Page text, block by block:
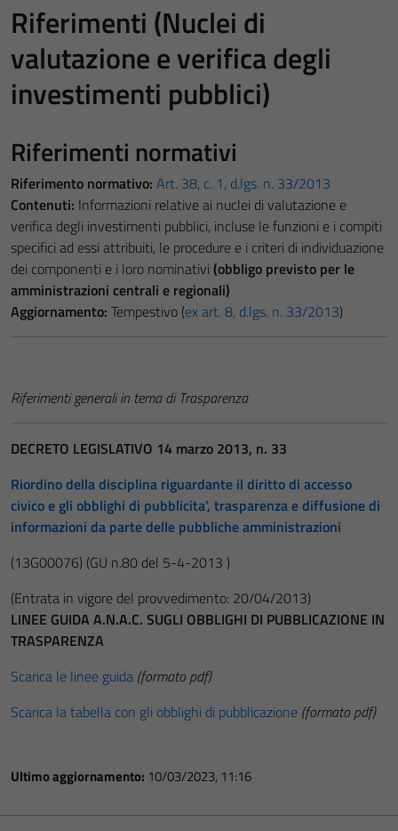
Riferimenti (Nuclei di
valutazione e verifica degli
investimenti pubblici)
Riferimenti normativi
Riferimento normativo: Art. 38, c. 1, d.lgs. n. 33/2013
Contenuti: Informazioni relative ai nuclei di valutazione e
verifica degli investimenti pubblici, incluse le funzioni e i compiti
specifici ad essi attribuiti, le procedure e i criteri di individuazione
dei componenti e i loro nominativi (obbligo previsto per le
amministrazioni centrali e regionali)
Aggiornamento: Tempestivo (ex art. 8, d.lgs. n. 33/2013)
Riferimenti generali in tema di Trasparenza
DECRETO LEGISLATIVO 14 marzo 2013, n. 33
Riordino della disciplina riguardante il diritto di accesso
civico e gli obblighi di pubblicita’, trasparenza e diffusione di
informazioni da parte delle pubbliche amministrazioni
(13G00076) (GU n.80 del 5-4-2013 )
(Entrata in vigore del provvedimento: 20/04/2013)
LINEE GUIDA A.N.A.C. SUGLI OBBLIGHI DI PUBBLICAZIONE IN
TRASPARENZA
Scarica le linee guida (formato pdf)
Scarica la tabella con gli obblighi di pubblicazione (formato pdf)
Ultimo aggiornamento: 10/03/2023, 11:16